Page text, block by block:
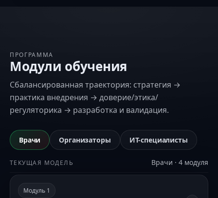
ПРОГРАММА
Модули обучения
Сбалансированная траектория: стратегия →
практика внедрения → доверие/этика/
регуляторика → разработка и валидация.
Врачи Организаторы ИТ-специалисты
ТЕКУЩАЯ МОДЕЛЬ Врачи · 4 модуля
Модуль 1